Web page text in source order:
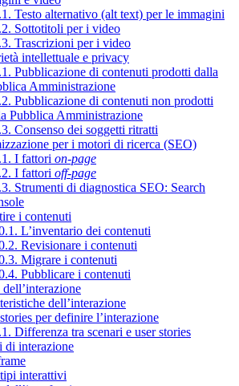
Testo alternativo (alt text) per le immagini
Sottotitoli per i video
Trascrizioni per i video
intellettuale e privacy
Pubblicazione di contenuti prodotti dalla
Amministrazione
Pubblicazione di contenuti non prodotti
Pubblica Amministrazione
Consenso dei soggetti ritratti
per i motori di ricerca (SEO)
I fattori on-page
I fattori off-page
Strumenti di diagnostica SEO: Search
i contenuti
L’inventario dei contenuti
Revisionare i contenuti
Migrare i contenuti
Pubblicare i contenuti
dell’interazione
per definire l’interazione
Differenza tra scenari e user stories
di interazione
interattivi